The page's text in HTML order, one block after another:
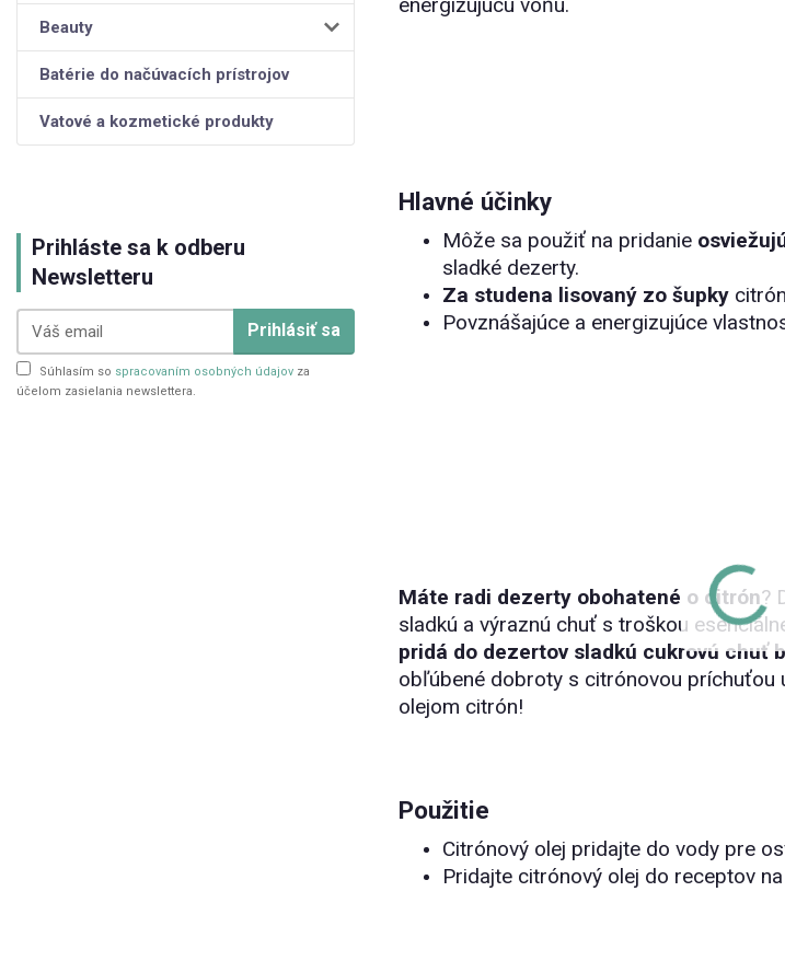
Beauty
Batérie do načúvacích prístrojov
Vatové a kozmetické produkty
Prihláste sa k odberu
Newsletteru
Prihlásiť sa
Súhlasím so spracovaním osobných údajov za
účelom zasielania newslettera.
energizujúcu vôňu.
Hlavné účinky
Môže sa použiť na pridanie
sladké dezerty.
Za studena lisovaný zo šupky
Povznášajúce a energizujúce
Máte radi dezerty obohatené o citrón?
sladkú a výraznú chuť s troškou
pridá do dezertov sladkú cukrovú chuť
obľúbené dobroty s citrónovou príchuťou
olejom citrón!
Použitie
Citrónový olej pridajte do vody pre
Pridajte citrónový olej do receptov